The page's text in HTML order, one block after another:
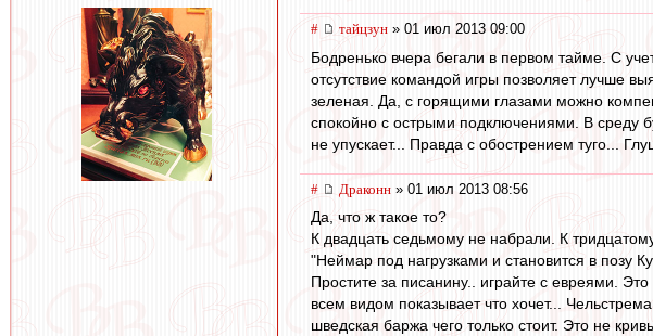
# тайцзун » 01 июл 2013 09:00
Бодренько вчера бегали в первом тайме. С
отсутствие командой игры позволяет лучше
зеленая. Да, с горящими глазами можно
спокойно с острыми подключениями. В среду
не упускает... Правда с обострением туго...
# Драконн » 01 июл 2013 08:56
Да, что ж такое то?
К двадцать седьмому не набрали. К
"Неймар под нагрузками и становится в позу
Простите за писанину.. играйте с евреями.
всем видом показывает что хочет...
шведская баржа чего только стоит. Это не